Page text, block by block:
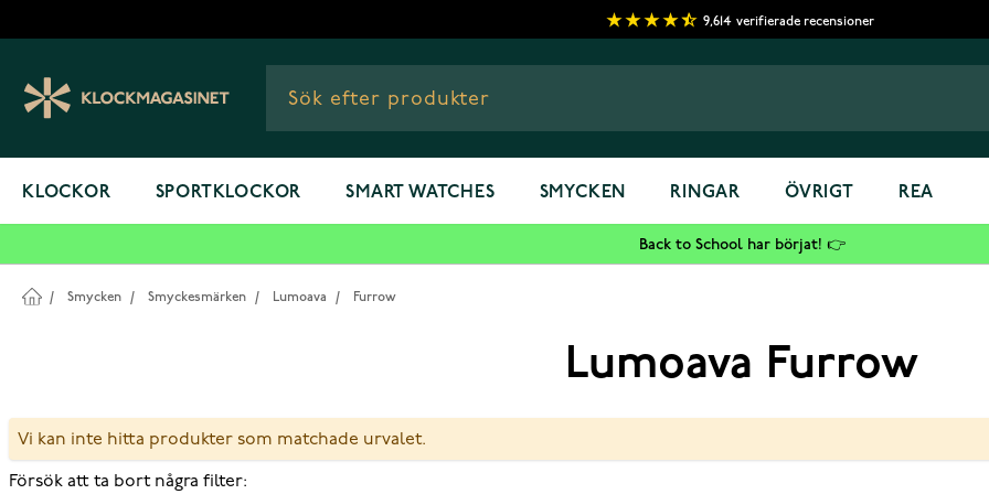
9,614 verifierade recensioner
KLOCKOR SPORTKLOCKOR SMART WATCHES SMYCKEN RINGAR ÖVRIGT REA
Back to School har börjat! 👉
/ Smycken / Smyckesmärken / Lumoava / Furrow
Lumoava Furrow
Vi kan inte hitta produkter som matchade urvalet.
Försök att ta bort några filter: